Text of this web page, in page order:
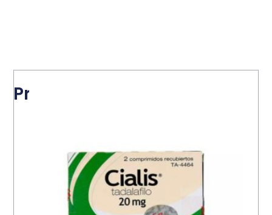
Productos relacionados